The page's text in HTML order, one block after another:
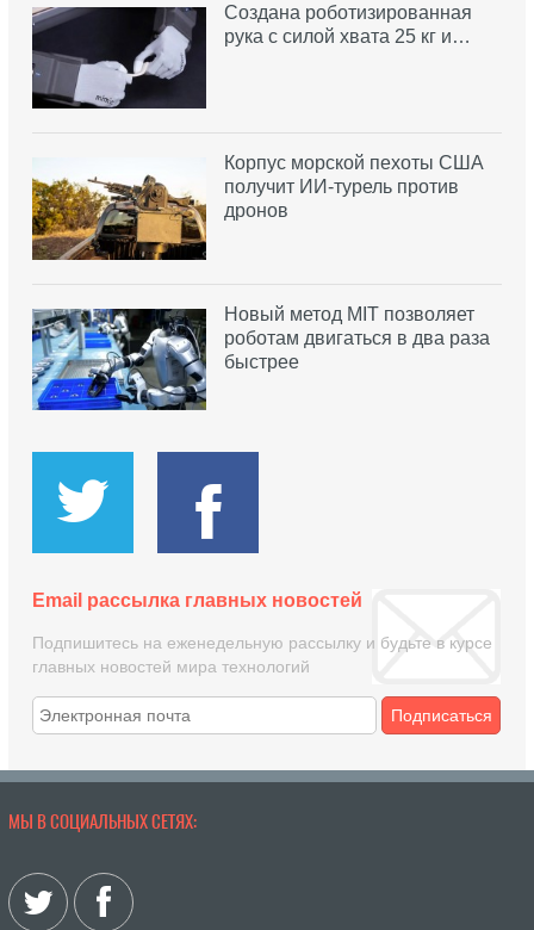
Создана роботизированная
рука с силой хвата 25 кг и…
Корпус морской пехоты США
получит ИИ-турель против
дронов
Новый метод MIT позволяет
роботам двигаться в два раза
быстрее
Email рассылка главных новостей
Подпишитесь на еженедельную рассылку и будьте в курсе
главных новостей мира технологий
Подписаться
МЫ В СОЦИАЛЬНЫХ СЕТЯХ: